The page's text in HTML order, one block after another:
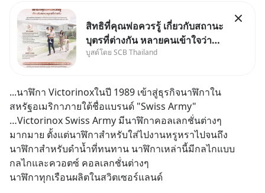
สิทธิที่คุณพ่อควรรู้ เกี่ยวกับสถานะ
บุตรที่ต่างกัน หลายคนเข้าใจว่า
"เมื่อเป็นลูกของพ่อและแม่ ก็ย่อม
กฎหมายไทยไม่ได้กำหนดไว้แบบ
นั้น
บูสต์โดย SCB Thailand
...นาฬิกา Victorinoxในปี 1989 เข้าสู่ธุรกิจนาฬิกาใน
สหรัฐอเมริกาภายใต้ชื่อแบรนด์ "Swiss Army"
…Victorinox Swiss Army มีนาฬิกาคอลเลกชั่นต่างๆ
มากมาย ตั้งแต่นาฬิกาสำหรับใส่ไปงานหรูหราไปจนถึง
นาฬิกาสำหรับดำน้ำที่ทนทาน นาฬิกาเหล่านี้มีกลไกแบบ
กลไกและควอตซ์ คอลเลกชั่นต่างๆ
นาฬิกาทุกเรือนผลิตในสวิตเซอร์แลนด์